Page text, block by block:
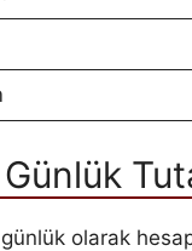
olarak